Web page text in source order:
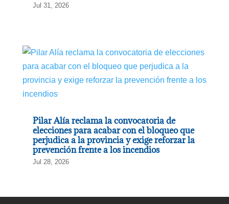
Jul 31, 2026
Pilar Alía reclama la convocatoria de
elecciones para acabar con el bloqueo que
perjudica a la provincia y exige reforzar la
prevención frente a los incendios
Jul 28, 2026